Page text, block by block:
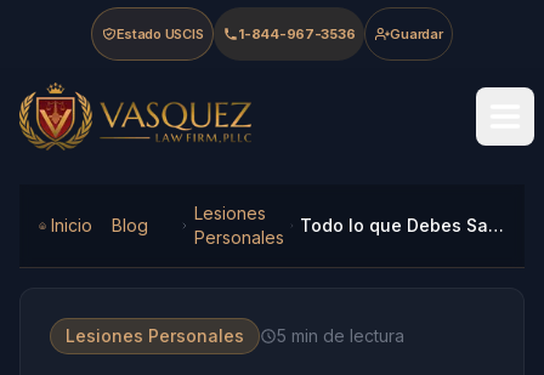
Skip to main content
Skip to navigation
Skip to footer
Estado USCIS 1-844-967-3536 Guardar
Vasquez Law Firm - Home
Inicio Blog
Lesiones
Personales
Todo lo que Debes Saber sobre Accidentes de Motocicleta en Charlotte en 2026
Lesiones Personales 5 min de lectura